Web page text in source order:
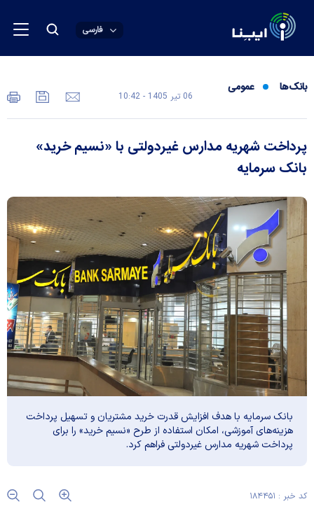
فارسی
بانک‌ها عمومی
06 تير 1405 - 10:42
پرداخت شهریه مدارس غیردولتی با «نسیم خرید»
بانک سرمایه
بانک سرمایه با هدف افزایش قدرت خرید مشتریان و تسهیل پرداخت
هزینه‌های آموزشی، امکان استفاده از طرح «نسیم خرید» را برای
پرداخت شهریه مدارس غیردولتی فراهم کرد.
کد خبر : ۱۸۴۴۵۱